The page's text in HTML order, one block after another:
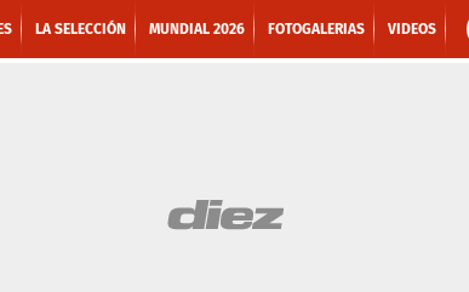
LA SELECCIÓN MUNDIAL 2026 FOTOGALERIAS VIDEOS